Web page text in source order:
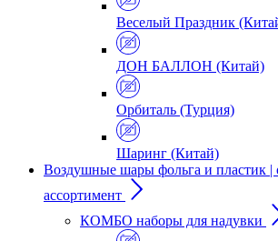
Веселый Праздник
ДОН БАЛЛОН (Китай)
Орбиталь (Турция)
Шаринг (Китай)
Воздушные шары фольга и пластик |
ассортимент
КОМБО наборы для надувки